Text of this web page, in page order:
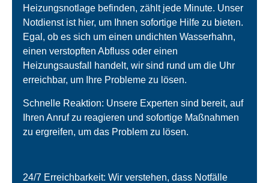
Heizungsnotlage befinden, zählt jede Minute. Unser
Notdienst ist hier, um Ihnen sofortige Hilfe zu bieten.
Egal, ob es sich um einen undichten Wasserhahn,
einen verstopften Abfluss oder einen
Heizungsausfall handelt, wir sind rund um die Uhr
erreichbar, um Ihre Probleme zu lösen.
Schnelle Reaktion: Unsere Experten sind bereit, auf
Ihren Anruf zu reagieren und sofortige Maßnahmen
zu ergreifen, um das Problem zu lösen.
24/7 Erreichbarkeit: Wir verstehen, dass Notfälle